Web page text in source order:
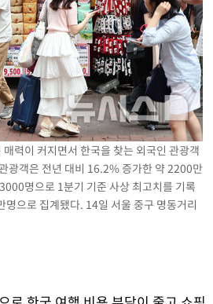
력이 커지면서 한국을 찾는 외국인 관광객
광객은 전년 대비 16.2% 증가한 약 2200만
명으로 1분기 기준 사상 최고치를 기록
으로 집계됐다. 14일 서울 중구 명동거리